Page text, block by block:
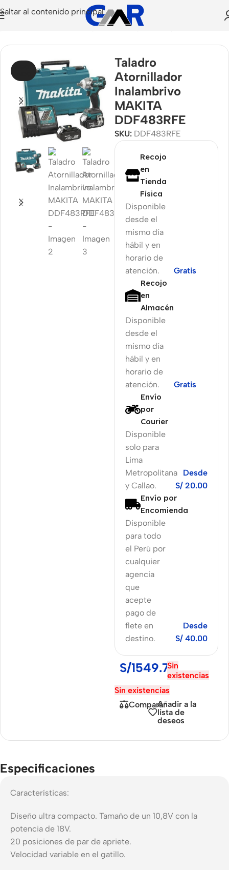
Saltar al contenido principal
Herramientas Eléctricas/Perforación /Taladros
Taladro
Atornillador
Inalambrivo
MAKITA
DDF483RFE
SKU: DDF483RFE
Recojo
en
Tienda
Física
Disponible
desde el
mismo día
hábil y en
horario de
atención.
Gratis
Recojo
en
Almacén
Disponible
desde el
mismo día
hábil y en
horario de
atención.
Gratis
Envío
por
Courier
Disponible
solo para
Lima
Metropolitana
y Callao.
Desde
S/ 20.00
Envío por
Encomienda
Disponible
para todo
el Perú por
cualquier
agencia
que
acepte
pago de
flete en
destino.
Desde
S/ 40.00
S/1549.70
Sin
existencias
Sin existencias
CompararAñadir a la
lista de
deseos
Especificaciones
Características:
Diseño ultra compacto. Tamaño de un 10,8V con la
potencia de 18V.
20 posiciones de par de apriete.
Velocidad variable en el gatillo.